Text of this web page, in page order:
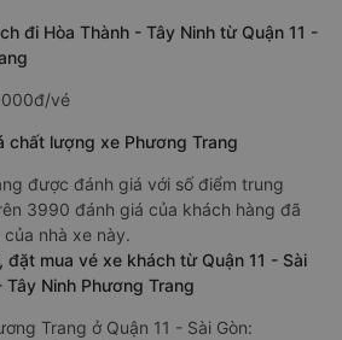
đi Hòa Thành - Tây Ninh từ Quận 11 -
vé
chất lượng xe Phương Trang
được đánh giá với số điểm trung
3990 đánh giá của khách hàng đã
nhà xe này.
đặt mua vé xe khách từ Quận 11 - Sài
Tây Ninh Phương Trang
Trang ở Quận 11 - Sài Gòn: